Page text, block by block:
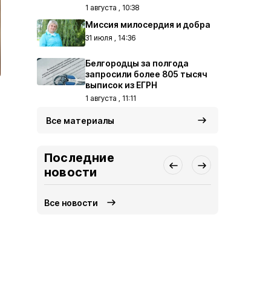
1 августа , 10:38
Миссия милосердия и добра
31 июля , 14:36
Белгородцы за полгода
запросили более 805 тысяч
выписок из ЕГРН
1 августа , 11:11
Все материалы
Последние
новости
Все новости